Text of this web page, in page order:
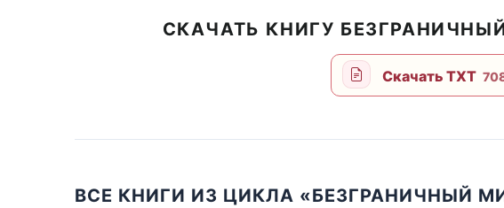
СКАЧАТЬ КНИГУ
Скачать TXT
ВСЕ КНИГИ ИЗ ЦИКЛА «БЕЗГРАНИЧНЫЙ